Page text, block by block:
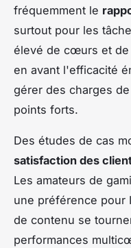
fréquemment le
surtout pour les
élevé de cœurs et de
en avant l'efficacité
gérer des charges
points forts.
Des études de cas
satisfaction des
Les amateurs de
une préférence pour
de contenu se
performances